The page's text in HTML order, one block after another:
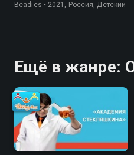
Beadies • 2021, Россия, Детский
Ещё в жанре: